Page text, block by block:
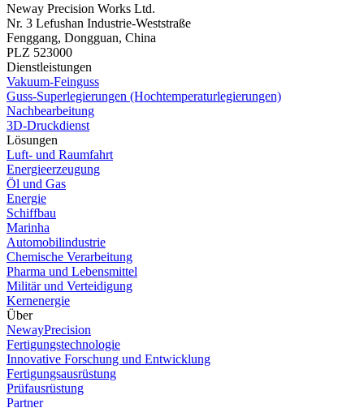
Neway Precision Works Ltd.
Nr. 3 Lefushan Industrie-Weststraße
Fenggang, Dongguan, China
PLZ 523000
Dienstleistungen
Vakuum-Feinguss
Guss-Superlegierungen (Hochtemperaturlegierungen)
Nachbearbeitung
3D-Druckdienst
Lösungen
Luft- und Raumfahrt
Energieerzeugung
Öl und Gas
Energie
Schiffbau
Marinha
Automobilindustrie
Chemische Verarbeitung
Pharma und Lebensmittel
Militär und Verteidigung
Kernenergie
Über
NewayPrecision
Fertigungstechnologie
Innovative Forschung und Entwicklung
Fertigungsausrüstung
Prüfausrüstung
Partner